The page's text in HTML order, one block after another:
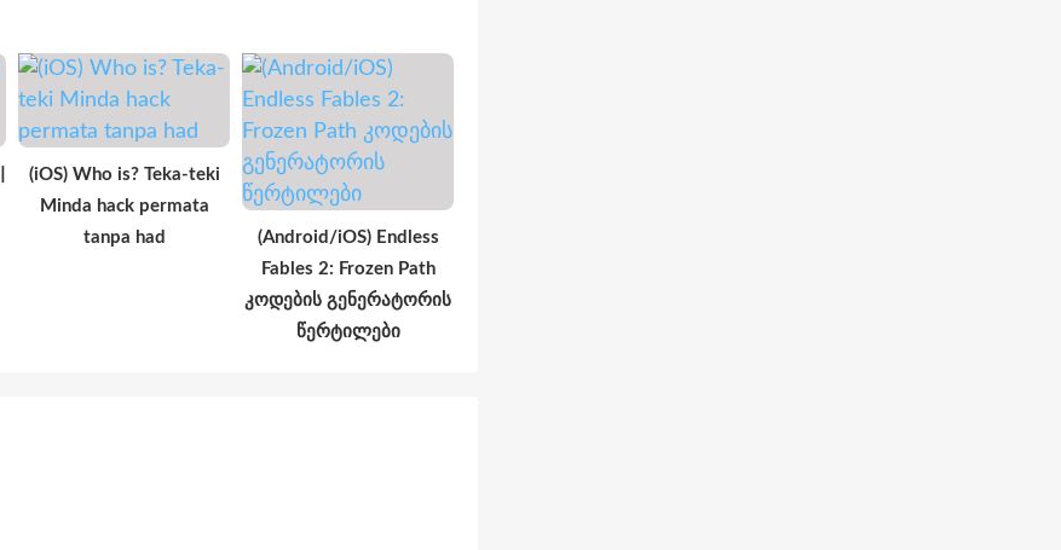
(iOS) Who is? Teka-teki
Minda hack permata
tanpa had
(Android/iOS) Endless
Fables 2: Frozen Path
კოდების გენერატორის
წერტილები